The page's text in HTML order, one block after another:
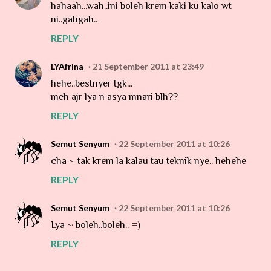
hahaah...wah..ini boleh krem kaki ku kalo wt
ni..gahgah..
REPLY
LYAfrina 21 September 2011 at 23:49
hehe..bestnyer tgk...
meh ajr lya n asya mnari blh??
REPLY
Semut Senyum 22 September 2011 at 10:26
cha ~ tak krem la kalau tau teknik nye.. hehehe
REPLY
Semut Senyum 22 September 2011 at 10:26
Lya ~ boleh..boleh.. =)
REPLY